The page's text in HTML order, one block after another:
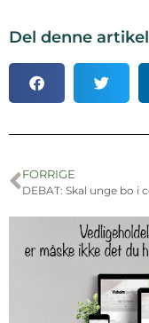
Del denne artikel
FORRIGE